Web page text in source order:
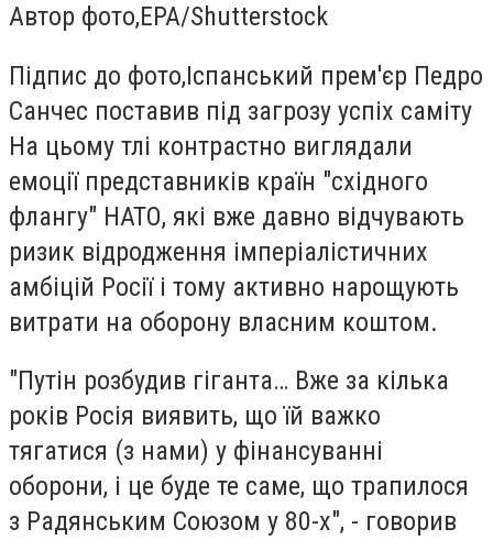
Автор фото,EPA/Shutterstock
Підпис до фото,Іспанський прем'єр Педро
Санчес поставив під загрозу успіх саміту
На цьому тлі контрастно виглядали
емоції представників країн "східного
флангу" НАТО, які вже давно відчувають
ризик відродження імперіалістичних
амбіцій Росії і тому активно нарощують
витрати на оборону власним коштом.
"Путін розбудив гіганта… Вже за кілька
років Росія виявить, що їй важко
тягатися (з нами) у фінансуванні
оборони, і це буде те саме, що трапилося
з Радянським Союзом у 80-х", - говорив